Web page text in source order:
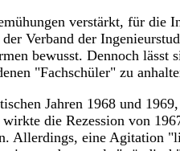
verstärkt, für die
Verband der
bewusst. Dennoch lässt
"Fachschüler" zu
Jahren 1968 und
die Rezession von
Allerdings, eine Agitation